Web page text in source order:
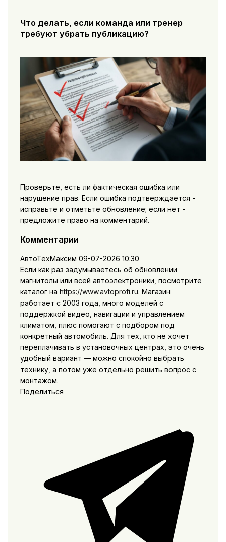
Что делать, если команда или тренер
требуют убрать публикацию?
Проверьте, есть ли фактическая ошибка или
нарушение прав. Если ошибка подтверждается -
исправьте и отметьте обновление; если нет -
предложите право на комментарий.
Комментарии
АвтоТехМаксим 09-07-2026 10:30
Если как раз задумываетесь об обновлении
магнитолы или всей автоэлектроники, посмотрите
каталог на https://www.avtoprofi.ru. Магазин
работает с 2003 года, много моделей с
поддержкой видео, навигации и управлением
климатом, плюс помогают с подбором под
конкретный автомобиль. Для тех, кто не хочет
переплачивать в установочных центрах, это очень
удобный вариант — можно спокойно выбрать
технику, а потом уже отдельно решить вопрос с
монтажом.
Поделиться